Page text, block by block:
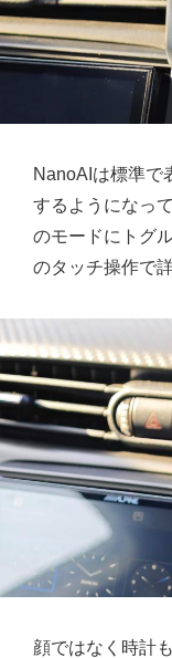
NanoAIは標準で
するようになっ
のモードにトグ
のタッチ操作で
顔ではなく時計